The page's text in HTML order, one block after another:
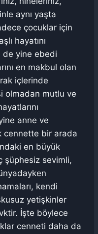
aynı yaşta
çocuklar için
hayatını
de yine ebedi
en makbul olan
içlerinde
olmadan mutlu ve
anne ve
cennette bir arada
en büyük
şüphesiz sevimli,
kendi
yetişkinler
İşte böylece
cenneti daha da